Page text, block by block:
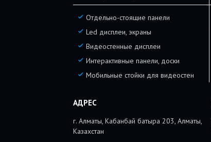
Отдельно-стоящие панели
Led дисплеи, экраны
Видеостенные дисплеи
Интерактивные панели, доски
Мобильные стойки для видеостен
г. Алматы, Кабанбай батыра 203, Алматы,
Казахстан